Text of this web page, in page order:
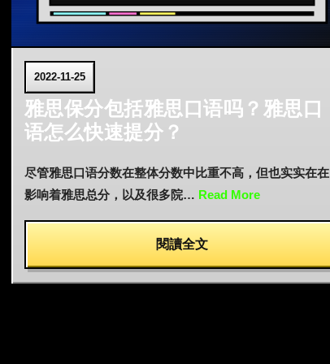
2022-11-25
雅思保分包括雅思口语吗？雅思口
语怎么快速提分？
尽管雅思口语分数在整体分数中比重不高，但也实实在在
影响着雅思总分，以及很多院… Read More
閱讀全文